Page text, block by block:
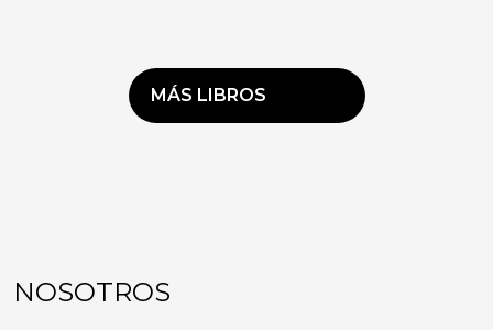
MÁS LIBROS
NOSOTROS